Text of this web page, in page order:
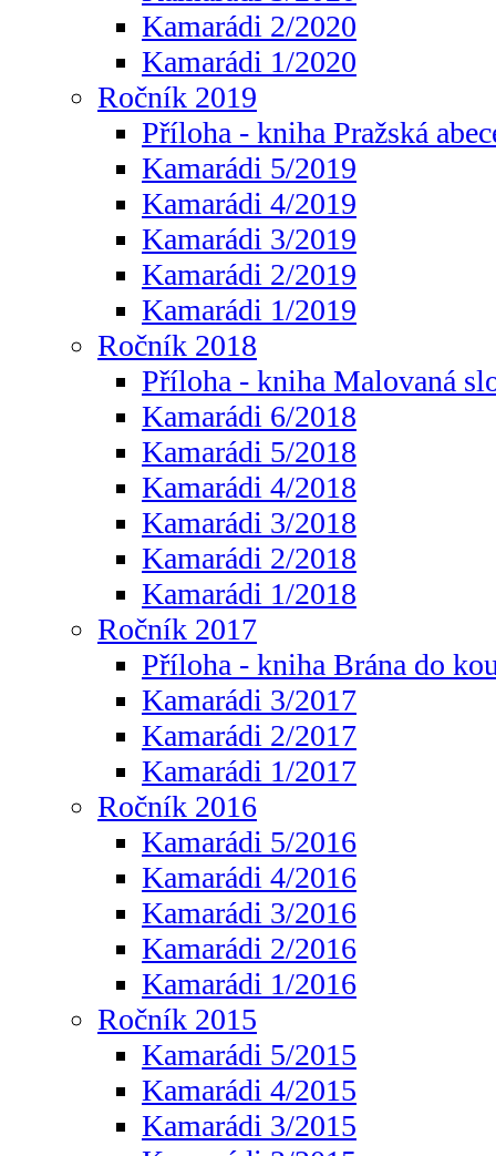
Kamarádi 2/2020
Kamarádi 1/2020
Ročník 2019
Příloha - kniha Pražská
Kamarádi 5/2019
Kamarádi 4/2019
Kamarádi 3/2019
Kamarádi 2/2019
Kamarádi 1/2019
Ročník 2018
Příloha - kniha Malovaná
Kamarádi 6/2018
Kamarádi 5/2018
Kamarádi 4/2018
Kamarádi 3/2018
Kamarádi 2/2018
Kamarádi 1/2018
Ročník 2017
Příloha - kniha Brána do
Kamarádi 3/2017
Kamarádi 2/2017
Kamarádi 1/2017
Ročník 2016
Kamarádi 5/2016
Kamarádi 4/2016
Kamarádi 3/2016
Kamarádi 2/2016
Kamarádi 1/2016
Ročník 2015
Kamarádi 5/2015
Kamarádi 4/2015
Kamarádi 3/2015